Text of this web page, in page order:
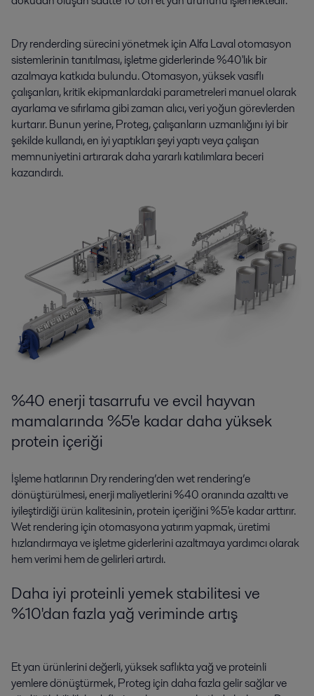
Dry renderding sürecini yönetmek için Alfa Laval otomasyon
sistemlerinin tanıtılması, işletme giderlerinde %40'lık bir
azalmaya katkıda bulundu. Otomasyon, yüksek vasıflı
çalışanları, kritik ekipmanlardaki parametreleri manuel olarak
ayarlama ve sıfırlama gibi zaman alıcı, veri yoğun görevlerden
kurtarır. Bunun yerine, Proteg, çalışanların uzmanlığını iyi bir
şekilde kullandı, en iyi yaptıkları şeyi yaptı veya çalışan
memnuniyetini artırarak daha yararlı katılımlara beceri
kazandırdı.
%40 enerji tasarrufu ve evcil hayvan
mamalarında %5'e kadar daha yüksek
protein içeriği
İşleme hatlarının Dry rendering’den wet rendering’e
dönüştürülmesi, enerji maliyetlerini %40 oranında azalttı ve
iyileştirdiği ürün kalitesinin, protein içeriğini %5'e kadar arttırır.
Wet rendering için otomasyona yatırım yapmak, üretimi
hızlandırmaya ve işletme giderlerini azaltmaya yardımcı olarak
hem verimi hem de gelirleri artırdı.
Daha iyi proteinli yemek stabilitesi ve
%10'dan fazla yağ veriminde artış
Et yan ürünlerini değerli, yüksek saflıkta yağ ve proteinli
yemlere dönüştürmek, Proteg için daha fazla gelir sağlar ve